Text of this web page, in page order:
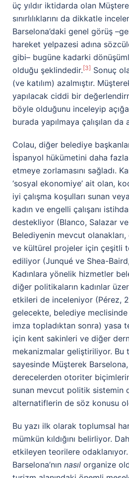
üç yıldır iktidarda olan
sınırlılıklarını da dikkatle
Barselona’daki genel görüş
hareket yelpazesi adına
gibi– bugüne kadarki
olduğu şeklindedir. [3] Sonuç
(ve katılım) azalmıştır.
yapılacak ciddi bir
böyle olduğunu inceleyip açığa
burada yapılmaya çalışılan da
Colau, diğer belediye
İspanyol hükümetini daha
etmeye zorlamasını sağladı.
‘sosyal ekonomiye’ ait olan,
iyi çalışma koşulları sunan
kadın ve engelli çalışanı
destekliyor (Blanco, Salazar
Belediyenin mevcut
ve kültürel projeler için çeşitli
ediliyor (Junqué ve Shea-
Kadınlara yönelik hizmetler
diğer politikaların kadınlar
etkileri de inceleniyor (Pérez,
gelecekte, belediye
imza topladıktan sonra) yasa
için kent sakinleri ve diğer
mekanizmalar geliştiriliyor. Bu
sayesinde Müşterek
derecelerden otoriter
sunan mevcut politik sistemin
alternatiflerin de söz konusu
Bu yazı ilk olarak toplumsal
mümkün kıldığını belirliyor.
etkileyen teorilere
Barselona’nın nasıl organize